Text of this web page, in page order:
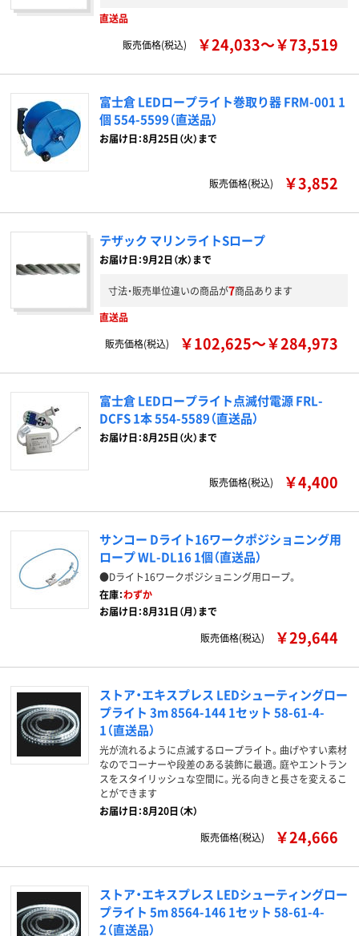
直送品
販売価格(税込)
￥24,033～￥73,519
富士倉 LEDロープライト巻取り器 FRM-001 1
個 554-5599（直送品）
お届け日：8月25日（火）まで
販売価格(税込) ￥3,852
テザック マリンライトSロープ
お届け日：9月2日（水）まで
寸法・販売単位違いの商品が7商品あります
直送品
販売価格(税込)
￥102,625～￥284,973
富士倉 LEDロープライト点滅付電源 FRL-
DCFS 1本 554-5589（直送品）
お届け日：8月25日（火）まで
販売価格(税込) ￥4,400
サンコー Dライト16ワークポジショニング用
ロープ WL-DL16 1個（直送品）
●Dライト16ワークポジショニング用ロープ。
在庫：わずか
お届け日：8月31日（月）まで
販売価格(税込)
￥29,644
ストア・エキスプレス LEDシューティングロー
プライト 3m 8564-144 1セット 58-61-4-
1（直送品）
光が流れるように点滅するロープライト。曲げやすい素材
なのでコーナーや段差のある装飾に最適。庭やエントラン
スをスタイリッシュな空間に。光る向きと長さを変えるこ
とができます
お届け日：8月20日（木）
販売価格(税込)
￥24,666
ストア・エキスプレス LEDシューティングロー
プライト 5m 8564-146 1セット 58-61-4-
2（直送品）